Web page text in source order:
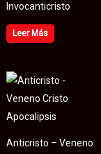
Invocanticristo
Leer Más
Anticristo – Veneno